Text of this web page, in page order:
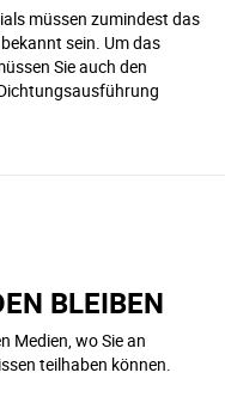
müssen zumindest das
sein. Um das
Sie auch den
BLEIBEN
Medien, wo Sie an
teilhaben können.